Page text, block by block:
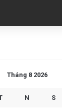
Tháng 8 2026
N S